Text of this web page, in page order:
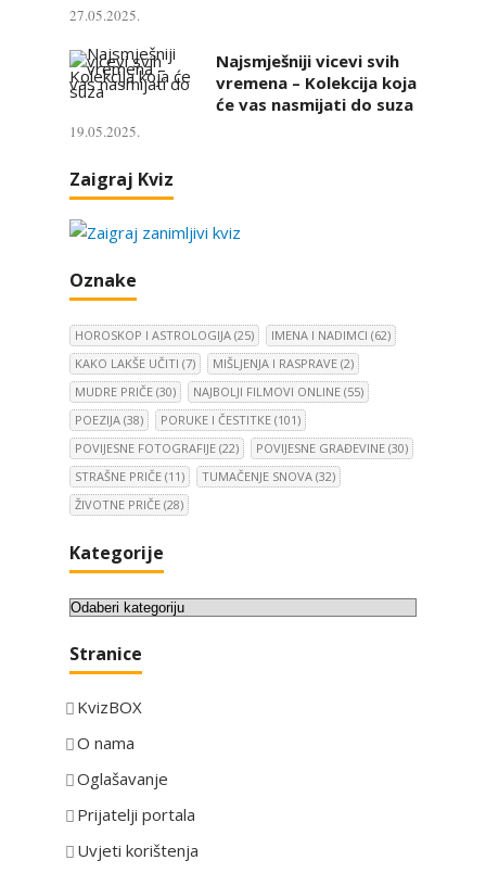
27.05.2025.
Najsmješniji vicevi svih
vremena – Kolekcija koja
će vas nasmijati do suza
19.05.2025.
Zaigraj Kviz
Oznake
HOROSKOP I ASTROLOGIJA (25) IMENA I NADIMCI (62)
KAKO LAKŠE UČITI (7) MIŠLJENJA I RASPRAVE (2)
MUDRE PRIČE (30) NAJBOLJI FILMOVI ONLINE (55)
POEZIJA (38) PORUKE I ČESTITKE (101)
POVIJESNE FOTOGRAFIJE (22) POVIJESNE GRAĐEVINE (30)
STRAŠNE PRIČE (11) TUMAČENJE SNOVA (32)
ŽIVOTNE PRIČE (28)
Kategorije
K
t
g
o
i
j
Stranice
KvizBOX
O nama
Oglašavanje
Prijatelji portala
Uvjeti korištenja